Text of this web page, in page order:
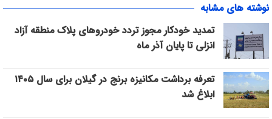
نوشته های مشابه
تمدید خودکار مجوز تردد خودروهای پلاک منطقه آزاد
انزلی تا پایان آذر ماه
تعرفه برداشت مکانیزه برنج در گیلان برای سال ۱۴۰۵
ابلاغ شد